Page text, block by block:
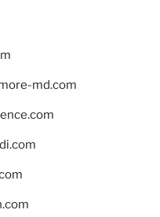
md.com